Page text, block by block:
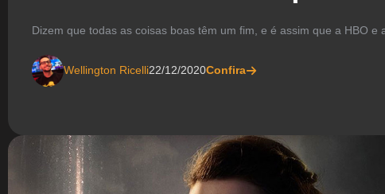
Dizem que todas as coisas boas têm um fim, e é assim que a HBO e
Wellington Ricelli22/12/2020Confira